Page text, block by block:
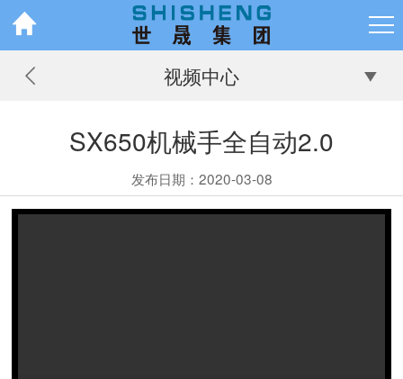
视频中心
SX650机械手全自动2.0
发布日期：2020-03-08